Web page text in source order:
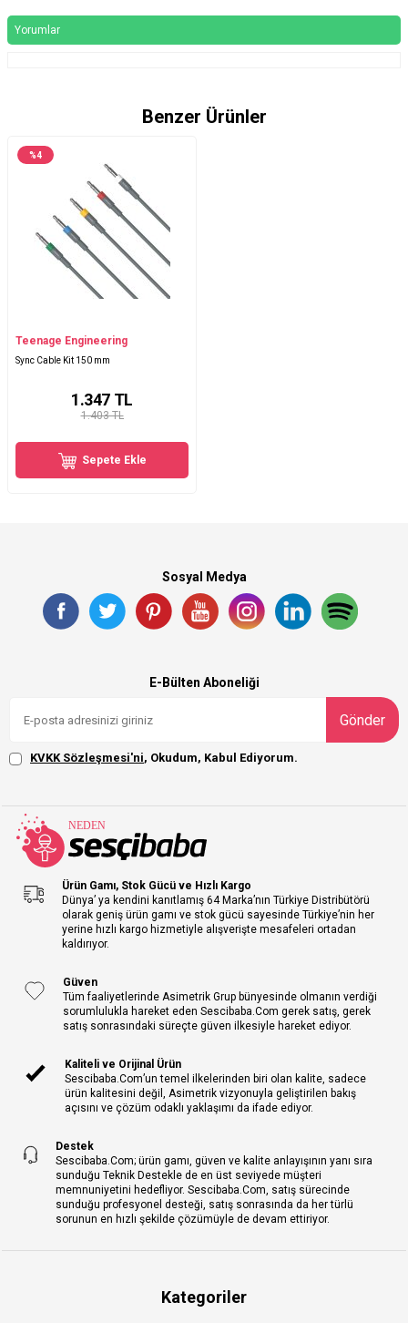
Yorumlar
Benzer Ürünler
%4
Teenage Engineering
Sync Cable Kit 150 mm
1.403 TL
1.347 TL
Sepete Ekle
Sosyal Medya
E-Bülten Aboneliği
Gönder
KVKK Sözleşmesi'ni, Okudum, Kabul Ediyorum.
Ürün Gamı, Stok Gücü ve Hızlı Kargo
Dünya’ ya kendini kanıtlamış 64 Marka’nın Türkiye Distribütörü
olarak geniş ürün gamı ve stok gücü sayesinde Türkiye’nin her
yerine hızlı kargo hizmetiyle alışverişte mesafeleri ortadan
kaldırıyor.
Güven
Tüm faaliyetlerinde Asimetrik Grup bünyesinde olmanın verdiği
sorumlulukla hareket eden Sescibaba.Com gerek satış, gerek
satış sonrasındaki süreçte güven ilkesiyle hareket ediyor.
Kaliteli ve Orijinal Ürün
Sescibaba.Com’un temel ilkelerinden biri olan kalite, sadece
ürün kalitesini değil, Asimetrik vizyonuyla geliştirilen bakış
açısını ve çözüm odaklı yaklaşımı da ifade ediyor.
Destek
Sescibaba.Com; ürün gamı, güven ve kalite anlayışının yanı sıra
sunduğu Teknik Destekle de en üst seviyede müşteri
memnuniyetini hedefliyor. Sescibaba.Com, satış sürecinde
sunduğu profesyonel desteği, satış sonrasında da her türlü
sorunun en hızlı şekilde çözümüyle de devam ettiriyor.
Kategoriler